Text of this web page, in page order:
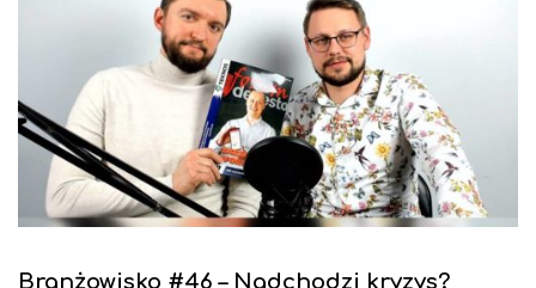
Branżowisko #46 – Nadchodzi kryzys?